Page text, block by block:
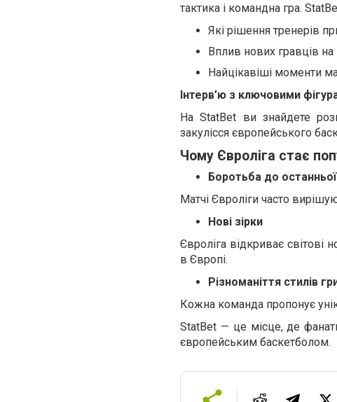
тактика і командна гра.
Які рішення тренерів
Вплив нових гравців на
Найцікавіші моменти
Інтерв’ю з ключовими
На StatBet ви знайдете
закулісся європейського
Чому Євроліга стає
Боротьба до
Матчі Євроліги часто
Нові зірки
Євроліга відкриває
в Європі.
Різноманіття стилів
Кожна команда пропонує
StatBet — це місце, де
європейським баскетболом.